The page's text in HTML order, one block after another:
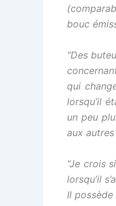
bouc
“Des
qui
lorsqu’il
un peu
aux
“Je crois
lorsqu’il
Il